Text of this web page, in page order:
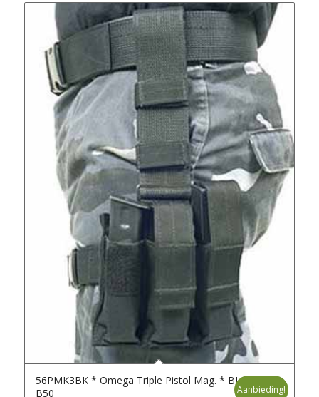
56PMK3BK * Omega Triple Pistol Mag. * BLK *
B50
Aanbieding!